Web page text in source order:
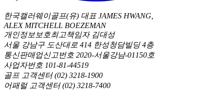
한국캘러웨이골프(유) 대표 JAMES HWANG,
ALEX MITCHELL BOEZEMAN
개인정보보호최고책임자 김대성
서울 강남구 도산대로 414 한성청담빌딩 4층
통신판매업신고번호 2020-서울강남-01150호
사업자번호 101-81-44519
골프 고객센터 (02) 3218-1900
어패럴 고객센터 (02) 3218-7400